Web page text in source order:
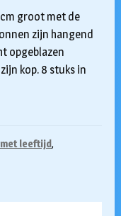
groot met de
zijn hangend
opgeblazen
kop. 8 stuks in
leeftijd,